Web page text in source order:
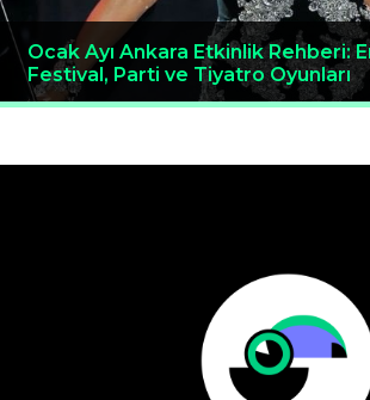
Ocak Ayı Ankara Etkinlik Rehberi:
Festival, Parti ve Tiyatro Oyunları